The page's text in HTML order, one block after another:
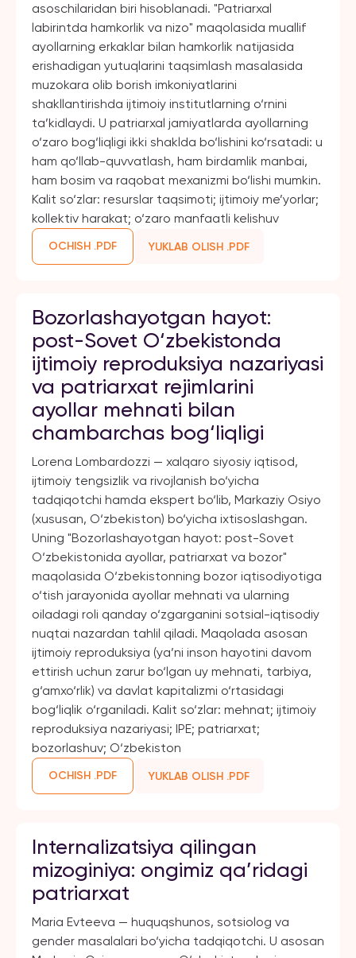
asoschilaridan biri hisoblanadi. "Patriarxal
labirintda hamkorlik va nizo" maqolasida muallif
ayollarning erkaklar bilan hamkorlik natijasida
erishadigan yutuqlarini taqsimlash masalasida
muzokara olib borish imkoniyatlarini
shakllantirishda ijtimoiy institutlarning o‘rnini
ta’kidlaydi. U patriarxal jamiyatlarda ayollarning
o‘zaro bog‘liqligi ikki shaklda bo‘lishini ko‘rsatadi: u
ham qo‘llab-quvvatlash, ham birdamlik manbai,
ham bosim va raqobat mexanizmi bo‘lishi mumkin.
Kalit so‘zlar: resurslar taqsimoti; ijtimoiy me’yorlar;
kollektiv harakat; o‘zaro manfaatli kelishuv
OCHISH .PDF YUKLAB OLISH .PDF
Bozorlashayotgan hayot:
post-Sovet O‘zbekistonda
ijtimoiy reproduksiya nazariyasi
va patriarxat rejimlarini
ayollar mehnati bilan
chambarchas bog‘liqligi
Lorena Lombardozzi — xalqaro siyosiy iqtisod,
ijtimoiy tengsizlik va rivojlanish bo‘yicha
tadqiqotchi hamda ekspert bo‘lib, Markaziy Osiyo
(xususan, O‘zbekiston) bo‘yicha ixtisoslashgan.
Uning "Bozorlashayotgan hayot: post-Sovet
O‘zbekistonida ayollar, patriarxat va bozor"
maqolasida O‘zbekistonning bozor iqtisodiyotiga
o‘tish jarayonida ayollar mehnati va ularning
oiladagi roli qanday o‘zgarganini sotsial-iqtisodiy
nuqtai nazardan tahlil qiladi. Maqolada asosan
ijtimoiy reproduksiya (ya’ni inson hayotini davom
ettirish uchun zarur bo‘lgan uy mehnati, tarbiya,
g‘amxo‘rlik) va davlat kapitalizmi o‘rtasidagi
bog‘liqlik o‘rganiladi. Kalit so‘zlar: mehnat; ijtimoiy
reproduksiya nazariyasi; IPE; patriarxat;
bozorlashuv; O‘zbekiston
OCHISH .PDF YUKLAB OLISH .PDF
Internalizatsiya qilingan
mizoginiya: ongimiz qa’ridagi
patriarxat
Maria Evteeva — huquqshunos, sotsiolog va
gender masalalari bo‘yicha tadqiqotchi. U asosan